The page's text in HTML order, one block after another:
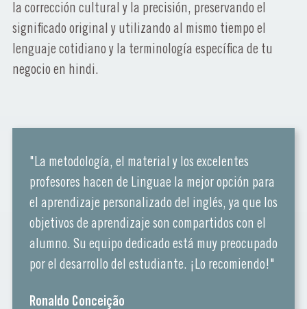
la corrección cultural y la precisión, preservando el
significado original y utilizando al mismo tiempo el
lenguaje cotidiano y la terminología específica de tu
negocio en hindi.
"La metodología, el material y los excelentes
profesores hacen de Linguae la mejor opción para
el aprendizaje personalizado del inglés, ya que los
objetivos de aprendizaje son compartidos con el
alumno. Su equipo dedicado está muy preocupado
por el desarrollo del estudiante. ¡Lo recomiendo!"
Ronaldo Conceição